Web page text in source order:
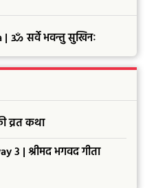
| ॐ सर्वे भवन्तु सुखिनः
व्रत कथा
3 | श्रीमद भगवद गीता